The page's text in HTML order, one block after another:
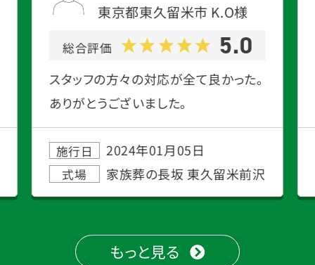
東京都東久留米市 K.O様
総合評価 5.0
スタッフの方々の対応が全て良かった。
ありがとうございました。
施行日 2024年01月05日
式場 家族葬の長坂 東久留米前沢
もっと見る